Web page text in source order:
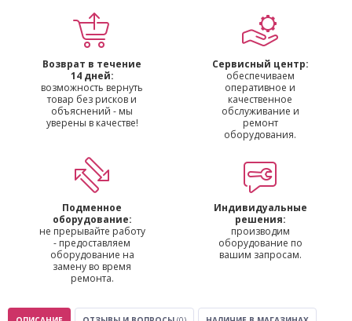
Возврат в течение
14 дней:
возможность вернуть
товар без рисков и
объяснений - мы
уверены в качестве!
Сервисный центр:
обеспечиваем
оперативное и
качественное
обслуживание и
ремонт
оборудования.
Подменное
оборудование:
не прерывайте работу
- предоставляем
оборудование на
замену во время
ремонта.
Индивидуальные
решения:
производим
оборудование по
вашим запросам.